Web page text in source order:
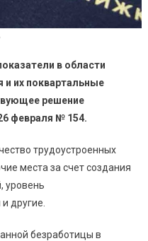
в области
и их поквартальные
решение
февраля № 154.
трудоустроенных
места за счет создания
уровень
другие.
безработицы в